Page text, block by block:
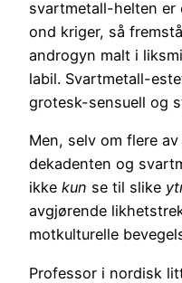
svartmetall-helten er
ond kriger, så
androgyn malt i
labil. Svartmetall-
grotesk-sensuell og
Men, selv om flere
dekadenten og
ikke kun se til slike
avgjørende
motkulturelle
Professor i nordisk